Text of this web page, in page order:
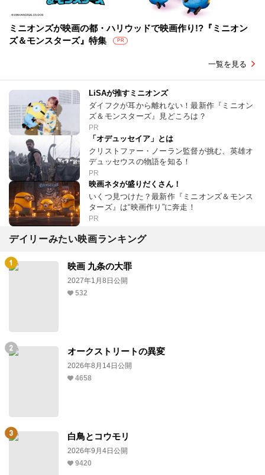
ミニオンズが映画の都・ハリウッドで映画作り!?『ミニオン
ズ＆モンスターズ』特集
PR
一覧を見る
LiSAが推すミニオンズ
ダイフクが耳から離れない！最新作『ミニオン
ズ＆モンスターズ』見どころは？
PR
「オデュッセイア」とは
クリストファー・ノーラン監督が挑む、英雄オ
デュッセウスの物語を知る！
PR
映画ネタが盛りだくさん！
いくつ見つけた？最新作『ミニオンズ＆モンス
ターズ』は“映画作り”に奔走！
PR
デイリーみたい映画ランキング
映画 九条の大罪
2027年1月8日公開
532
オークストリートの異変
2026年8月14日公開
4658
白鳥とコウモリ
2026年9月4日公開
9420